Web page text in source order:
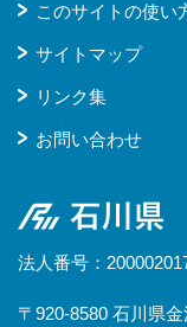
このサイトの使い
サイトマップ
リンク集
お問い合わせ
石川県
法人番号：
〒920-8580 石川県